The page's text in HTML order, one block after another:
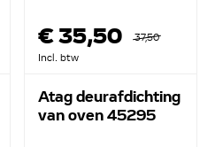
€ 35,50
37,50
Incl. btw
Atag deurafdichting
van oven 45295